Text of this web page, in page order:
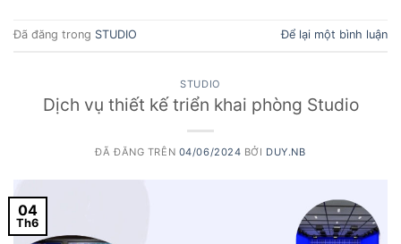
Đã đăng trong STUDIO Để lại một bình luận
STUDIO
Dịch vụ thiết kế triển khai phòng Studio
ĐÃ ĐĂNG TRÊN 04/06/2024 BỞI DUY.NB
04
Th6